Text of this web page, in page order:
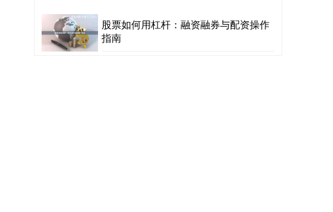
股票如何用杠杆：融资融券与配资操作
指南